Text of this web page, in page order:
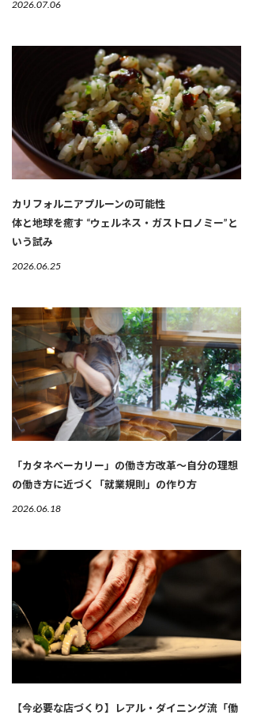
2026.07.06
カリフォルニアプルーンの可能性
体と地球を癒す “ウェルネス・ガストロノミー”と
いう試み
2026.06.25
「カタネベーカリー」の働き方改革～自分の理想
の働き方に近づく「就業規則」の作り方
2026.06.18
【今必要な店づくり】レアル・ダイニング流「働